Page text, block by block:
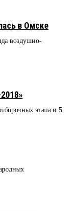
в Омске
воздушно-
этапа и 5